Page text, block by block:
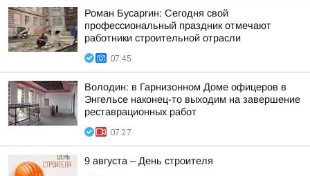
Роман Бусаргин: Сегодня свой
профессиональный праздник отмечают
работники строительной отрасли
07:45
Володин: в Гарнизонном Доме офицеров в
Энгельсе наконец-то выходим на завершение
реставрационных работ
07:27
9 августа – День строителя